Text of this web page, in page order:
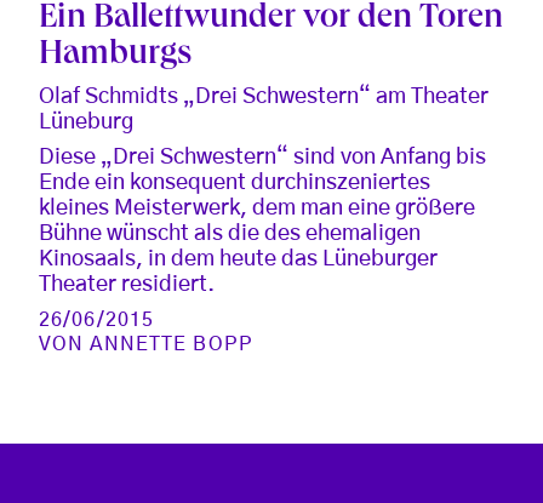
Ein Ballettwunder vor den Toren
Hamburgs
Olaf Schmidts „Drei Schwestern“ am Theater
Lüneburg
Diese „Drei Schwestern“ sind von Anfang bis
Ende ein konsequent durchinszeniertes
kleines Meisterwerk, dem man eine größere
Bühne wünscht als die des ehemaligen
Kinosaals, in dem heute das Lüneburger
Theater residiert.
26/06/2015
VONANNETTE BOPP